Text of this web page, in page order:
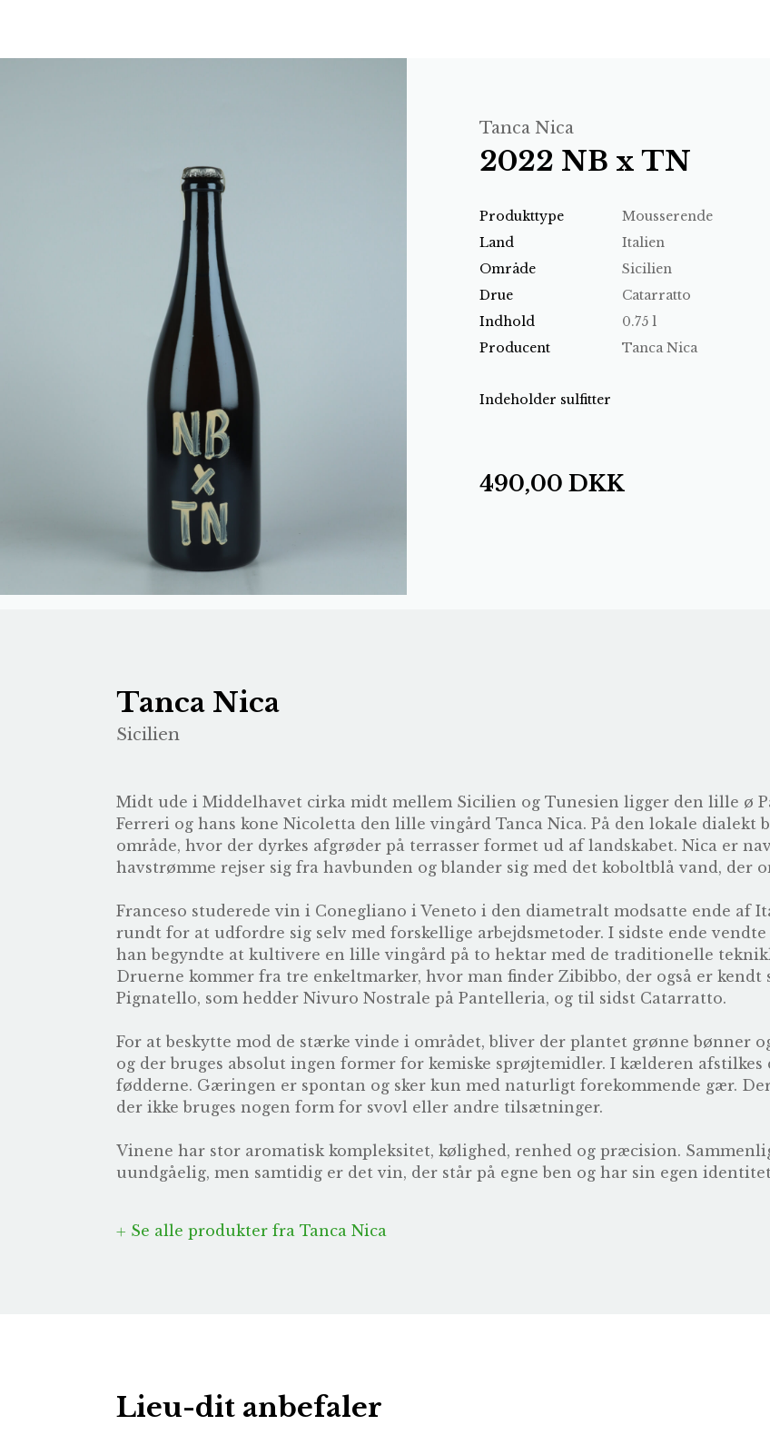
Tanca Nica
2022 NB x TN
Produkttype
Mousserende
Land
Italien
Område
Sicilien
Drue
Catarratto
Indhold
0.75 l
Producent
Tanca Nica
Indeholder sulfitter
490,00 DKK
Tanca Nica
Sicilien
Midt ude i Middelhavet cirka midt mellem Sicilien og Tunesien ligger den lille ø
Ferreri og hans kone Nicoletta den lille vingård Tanca Nica. På den lokale dialekt
område, hvor der dyrkes afgrøder på terrasser formet ud af landskabet. Nica er
havstrømme rejser sig fra havbunden og blander sig med det koboltblå vand, der
Franceso studerede vin i Conegliano i Veneto i den diametralt modsatte ende af
rundt for at udfordre sig selv med forskellige arbejdsmetoder. I sidste ende
han begyndte at kultivere en lille vingård på to hektar med de traditionelle
Druerne kommer fra tre enkeltmarker, hvor man finder Zibibbo, der også er kendt
Pignatello, som hedder Nivuro Nostrale på Pantelleria, og til sidst Catarratto.
For at beskytte mod de stærke vinde i området, bliver der plantet grønne bønner
og der bruges absolut ingen former for kemiske sprøjtemidler. I kælderen afstilkes
fødderne. Gæringen er spontan og sker kun med naturligt forekommende gær.
der ikke bruges nogen form for svovl eller andre tilsætninger.
Vinene har stor aromatisk kompleksitet, kølighed, renhed og præcision.
uundgåelig, men samtidig er det vin, der står på egne ben og har sin egen
Se alle produkter fra Tanca Nica
Lieu-dit anbefaler